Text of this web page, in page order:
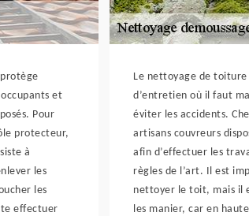
et
Pour
protecteur,
à
les
les
effectuer
Le nettoyage de
d’entretien où il faut
éviter les accidents.
artisans couvreurs
afin d’effectuer les
règles de l’art. Il est
nettoyer le toit, mais il
les manier, car en